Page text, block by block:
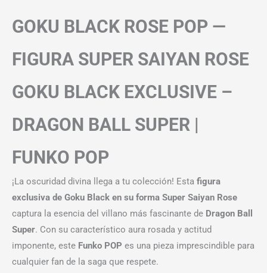
GOKU BLACK ROSE POP —
FIGURA SUPER SAIYAN ROSE
GOKU BLACK EXCLUSIVE –
DRAGON BALL SUPER |
FUNKO POP
¡La oscuridad divina llega a tu colección! Esta figura
exclusiva de Goku Black en su forma Super Saiyan Rose
captura la esencia del villano más fascinante de Dragon Ball
Super. Con su característico aura rosada y actitud
imponente, este Funko POP es una pieza imprescindible para
cualquier fan de la saga que respete.